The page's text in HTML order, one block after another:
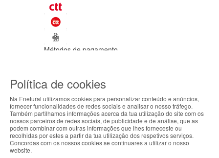
Métodos de pagamento
Todos os direitos reservados / Salvo
apresentadas são válidas até ao dia 10-
08-2026.
Designed & developed byBsolus
Filtrar por
ABOUT THE COOKIES
Enetural handles information about your visit using
cookies that improve the performance of the
website, facilitate sharing via social networks and
Política de cookies
Na Enetural utilizamos cookies para personalizar conteúdo e anúncios,
fornecer funcionalidades de redes sociais e analisar o nosso tráfego.
Também partilhamos informações acerca da tua utilização do site com os
nossos parceiros de redes sociais, de publicidade e de análise, que as
podem combinar com outras informações que lhes forneceste ou
recolhidas por estes a partir da tua utilização dos respetivos serviços.
Concordas com os nossos cookies se continuares a utilizar o nosso
website.